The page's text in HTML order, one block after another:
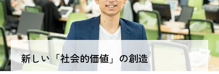
新しい「社会的価値」の創造